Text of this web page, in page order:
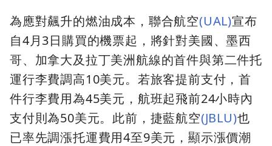
為應對飆升的燃油成本，聯合航空(UAL)宣布
自4月3日購買的機票起，將針對美國、墨西
哥、加拿大及拉丁美洲航線的首件與第二件托
運行李費調高10美元。若旅客提前支付，首
件行李費用為45美元，航班起飛前24小時內
支付則為50美元。此前，捷藍航空(JBLU)也
已率先調漲托運費用4至9美元，顯示漲價潮